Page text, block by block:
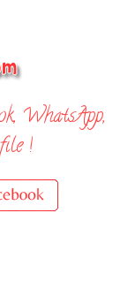
WhatsApp,
!